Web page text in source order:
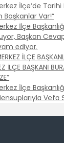
İlçe’de Tarihi
Başkanlar Var!”
İlçe
Başkan
ediyor.
İLÇE
İLÇE BAŞKANI
İlçe
Vefa